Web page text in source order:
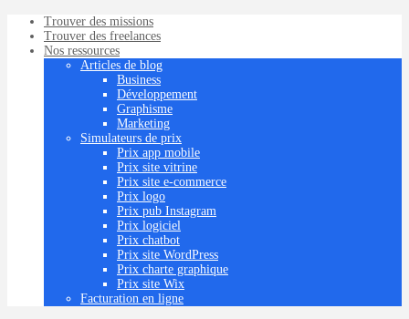
Trouver des missions
Trouver des freelances
Nos ressources
Articles de blog
Business
Développement
Graphisme
Marketing
Simulateurs de prix
Prix app mobile
Prix site vitrine
Prix site e-commerce
Prix logo
Prix pub Instagram
Prix logiciel
Prix chatbot
Prix site WordPress
Prix charte graphique
Prix site Wix
Facturation en ligne